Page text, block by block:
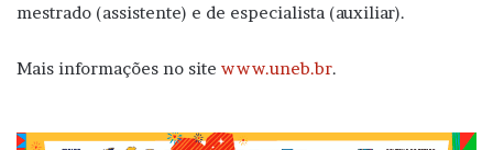
mestrado (assistente) e de especialista (auxiliar).
Mais informações no site www.uneb.br.